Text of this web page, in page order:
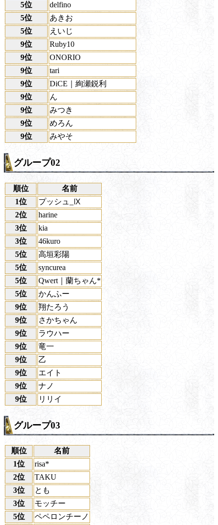
5位
delfino
5位
あきお
5位
えいじ
9位
Ruby10
9位
ONORIO
9位
tari
9位
DiCE｜絢瀬鋭利
9位
ん
9位
みつき
9位
めろん
9位
みやそ
グループ02
順位
名前
1位
プッシュ_Ⅸ
2位
harine
3位
kia
3位
46kuro
5位
高垣彩陽
5位
syncurea
5位
Qwert｜蘭ちゃん*
5位
かんふー
9位
翔たろう
9位
さかちゃん
9位
ラウハー
9位
竜一
9位
乙
9位
エイト
9位
ナノ
9位
リリイ
グループ03
順位
名前
1位
risa*
2位
TAKU
3位
とも
3位
モッチー
5位
ペペロンチーノ